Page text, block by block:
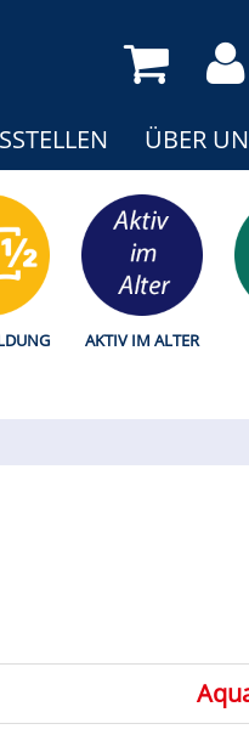
ÜBER
AKTIV IM ALTER